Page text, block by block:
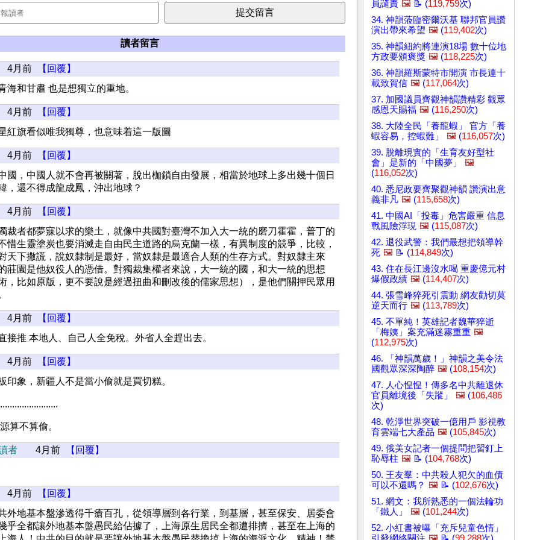
讀者留言
4月前
【回覆】
海和甘肅 也是想獨立的重地。
4月前
【回覆】
紅旗看似唯我獨尊，也意味着這一版圖
4月前
【回覆】
國，中國人就不會再被關著，脫出枷鎖自由發展，相當於地球上多出幾十個日
，還不得成龍成鳳，沖出地球？
4月前
【回覆】
裁者都夢寐以求的樂土，就像中共國對臺灣不加入大一統的磨刀霍霍，普丁的
惜生靈塗炭也要消滅走自由民主道路的烏克蘭一樣，有異制度的競爭，比較，
天下撒謊，說奴隸制是最好，當奴隸是最適合人類的生存方式。對奴隸主來
莊園是他奴役人的憑借。對獨裁集權者來說，大一統的國，和大一統的思想
，比如原版，更不要說是經過扭曲和刪改後的儒家思想），是他們關押民眾用
4月前
【回覆】
接推 本地人、自己人全免稅。外省人全趕出去。
4月前
【回覆】
印象，新疆人不是當小偷就是買切糕。
算不算偷。
者 4月前
【回覆】
4月前
【回覆】
外地基本盤滲透得千瘡百孔，從領導層到各行業，到基層，甚至保安、居委會
乎全都讓外地基本盤愚民給佔據了，上海原生居民全都遭排擠，甚至在上海的
員譴責 🖼️ 📝 (119,759次)
34. 神韻蒞臨密爾沃基 聯邦官員讚
演出帶來希望 🖼️ (119,402次)
35. 神韻紐約將連演18場 數十位地
方政要頒褒獎 🖼️ (118,225次)
36. 神韻羅斯蒙特市開演 市長連十
載致賀信 🖼️ (117,064次)
37. 加國議員齊觀神韻讚精彩 觀眾
感恩天賜福 🖼️ (116,250次)
38. 大陸全民「養龍蝦」 官方「養
蝦容易，控蝦難」
🖼️ (116,057次)
39. 脫離現實的「生育友好型社
會」是新的「中國夢」
🖼️
(116,052次)
40. 悉尼政要齊聚觀神韻 讚演出意
義非凡 🖼️ (115,658次)
41. 中國AI「投毒」危害嚴重 信息
戰風險浮現 🖼️ (115,087次)
42. 退役武警：我們最想把領導幹
死 🖼️ 📝 (114,849次)
43. 住在長江邊沒水喝 重慶億元村
爆假政績 🖼️ (114,407次)
44. 張雪峰猝死引震動 網友勸切莫
逆天而行 🖼️ (113,789次)
45. 不單純！英雄記者魏華猝逝
「梅姨」案充滿迷霧重重 🖼️
(112,975次)
46. 「神韻萬歲！」神韻之美令法
國觀眾深深陶醉 🖼️ (108,154次)
47. 人心惶惶！傳多名中共離退休
官員離境後「失蹤」
🖼️ (106,486
次)
48. 乾淨世界突破一億用戶 影視教
育雲端七大產品 🖼️ (105,845次)
49. 俄美女記者一個提問把習釘上
恥辱柱 🖼️ 📝 (104,768次)
50. 王友羣：中共殺人犯欠的血債
可以不還嗎？ 🖼️ 📝 (102,676次)
51. 網文：我所熟悉的一個法輪功
「鐵人」
🖼️ (101,244次)
52. 小紅書被曝「充斥兒童色情」